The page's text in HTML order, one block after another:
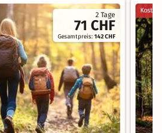
2 Tage
71 CHF
Gesamtpreis:142 CHF